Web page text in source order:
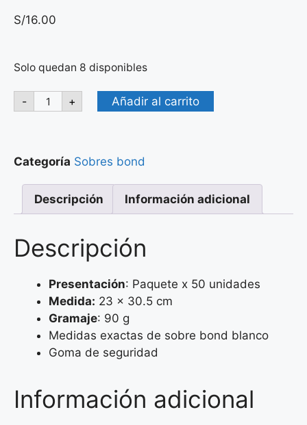
S/16.00
Solo quedan 8 disponibles
- + Añadir al carrito
Categoría Sobres bond
Descripción Información adicional
Descripción
Presentación: Paquete x 50 unidades
Medida: 23 x 30.5 cm
Gramaje: 90 g
Medidas exactas de sobre bond blanco
Goma de seguridad
Información adicional